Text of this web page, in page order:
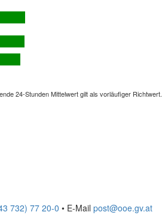
24-Stunden Mittelwert gilt als vorläufiger Richtwert.
732) 77 20-0 • E-Mail post@ooe.gv.at